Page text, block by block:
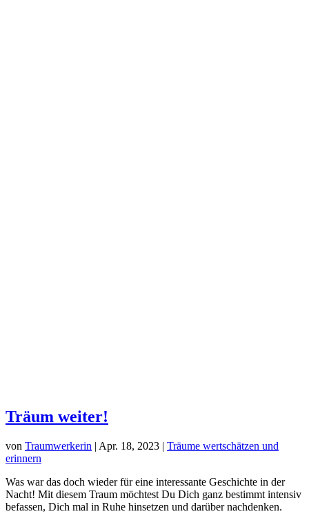
Träum weiter!
von Traumwerkerin | Apr. 18, 2023 | Träume wertschätzen und
erinnern
Was war das doch wieder für eine interessante Geschichte in der
Nacht! Mit diesem Traum möchtest Du Dich ganz bestimmt intensiv
befassen, Dich mal in Ruhe hinsetzen und darüber nachdenken.